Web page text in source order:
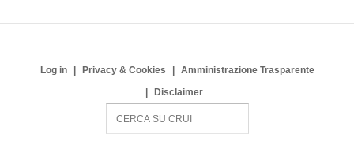
Log in Privacy & Cookies
Amministrazione Trasparente
Disclaimer